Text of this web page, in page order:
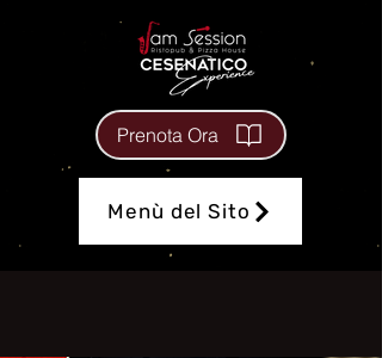
Menù del Sito
Prenota Ora